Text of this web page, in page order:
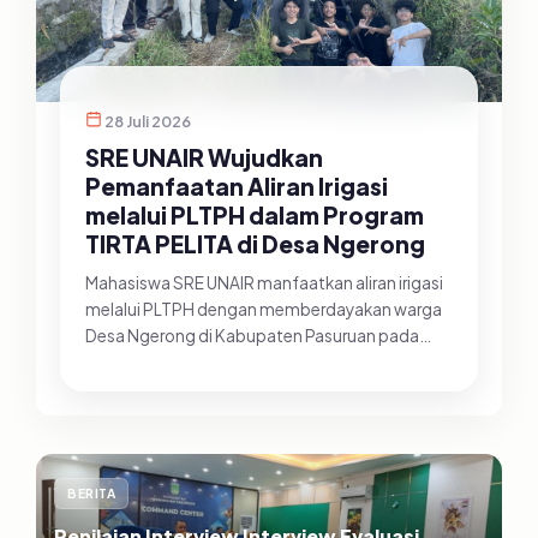
28 Juli 2026
SRE UNAIR Wujudkan
Pemanfaatan Aliran Irigasi
melalui PLTPH dalam Program
TIRTA PELITA di Desa Ngerong
Mahasiswa SRE UNAIR manfaatkan aliran irigasi
melalui PLTPH dengan memberdayakan warga
Desa Ngerong di Kabupaten Pasuruan pada
BERITA